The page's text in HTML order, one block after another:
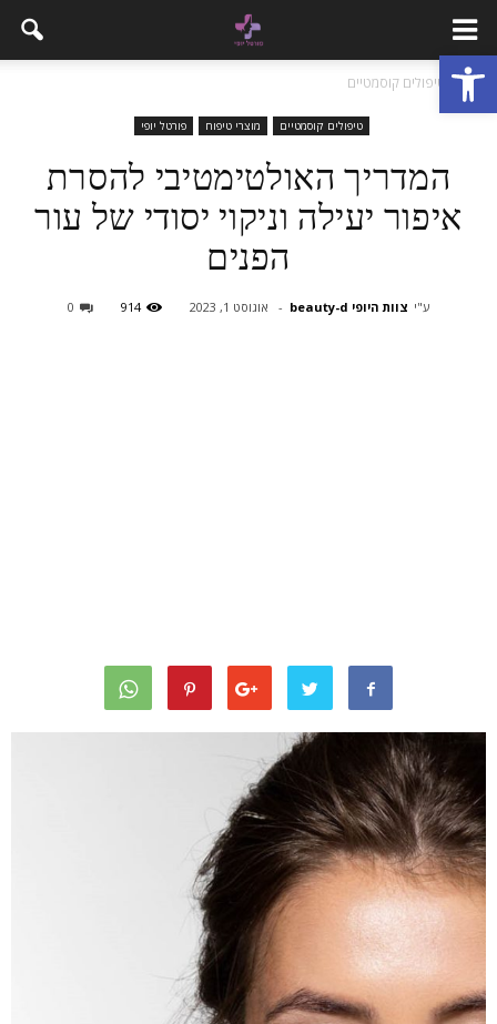
פתח סרגל נגישות
בית טיפולים קוסמטיים
טיפולים קוסמטיים מוצרי טיפוח פורטל יופי
המדריך האולטימטיבי להסרת
איפור יעילה וניקוי יסודי של עור
הפנים
ע"י צוות היופי beauty-d - אוגוסט 1, 2023 914
0